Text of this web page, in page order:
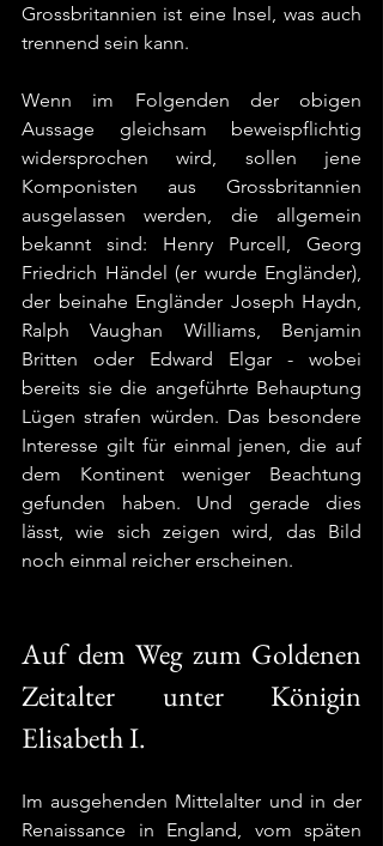
Grossbritannien ist eine Insel, was auch
trennend sein kann.
Wenn im Folgenden der obigen
Aussage gleichsam beweispflichtig
widersprochen wird, sollen jene
Komponisten aus Grossbritannien
ausgelassen werden, die allgemein
bekannt sind: Henry Purcell, Georg
Friedrich Händel (er wurde Engländer),
der beinahe Engländer Joseph Haydn,
Ralph Vaughan Williams, Benjamin
Britten oder Edward Elgar - wobei
bereits sie die angeführte Behauptung
Lügen strafen würden. Das besondere
Interesse gilt für einmal jenen, die auf
dem Kontinent weniger Beachtung
gefunden haben. Und gerade dies
lässt, wie sich zeigen wird, das Bild
noch einmal reicher erscheinen.
Auf dem Weg zum Goldenen
Zeitalter unter Königin
Elisabeth I.
Im ausgehenden Mittelalter und in der
Renaissance in England, vom späten